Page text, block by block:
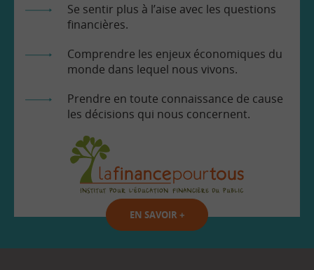
Se sentir plus à l’aise avec les questions
financières.
Comprendre les enjeux économiques du
monde dans lequel nous vivons.
Prendre en toute connaissance de cause
les décisions qui nous concernent.
EN SAVOIR +